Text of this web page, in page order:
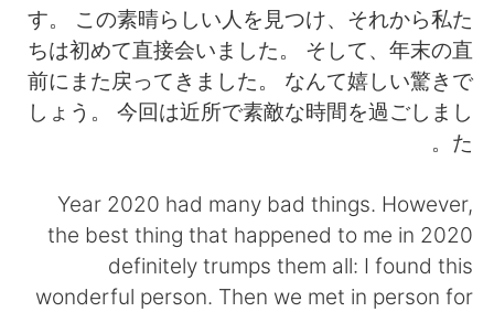
English 简体中文
繁體中文 Español
日本語 한국어
Русский ไทย
す。 この素晴らしい人を見つけ、それから私た
ちは初めて直接会いました。 そして、年末の直
前にまた戻ってきました。 なんて嬉しい驚きで
しょう。 今回は近所で素敵な時間を過ごしまし
た。
Year 2020 had many bad things. However,
the best thing that happened to me in 2020
definitely trumps them all: I found this
wonderful person. Then we met in person for